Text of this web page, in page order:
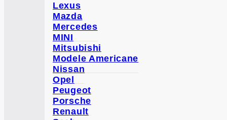
Lexus
Mazda
Mercedes
MINI
Mitsubishi
Modele Americane
Nissan
Opel
Peugeot
Porsche
Renault